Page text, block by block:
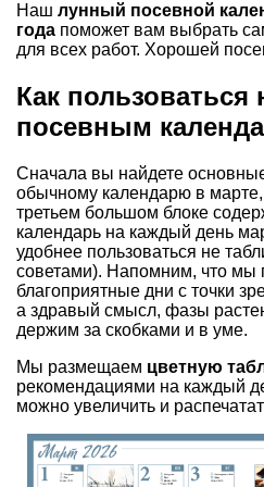
Наш лунный посевной
года поможет вам выбрать
для всех работ. Хорошей
Как
посевным
Сначала вы найдете
обычному календарю в
третьем большом блоке
календарь на каждый день
удобнее пользоваться не
советами). Напомним, что мы
благоприятные дни с точки
а здравый смысл, фазы
держим за скобками и в уме.
Мы размещаем цветную
рекомендациями на каждый
можно увеличить и